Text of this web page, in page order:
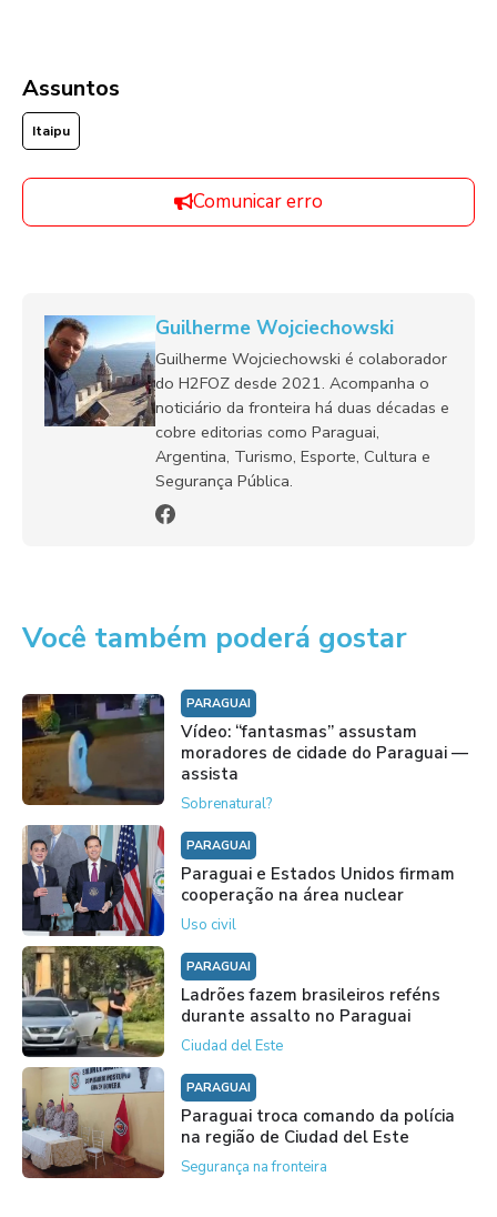
Assuntos
Itaipu
Comunicar erro
Guilherme Wojciechowski
Guilherme Wojciechowski é colaborador
do H2FOZ desde 2021. Acompanha o
noticiário da fronteira há duas décadas e
cobre editorias como Paraguai,
Argentina, Turismo, Esporte, Cultura e
Segurança Pública.
Você também poderá gostar
PARAGUAI
Vídeo: “fantasmas” assustam
moradores de cidade do Paraguai —
assista
Sobrenatural?
PARAGUAI
Paraguai e Estados Unidos firmam
cooperação na área nuclear
Uso civil
PARAGUAI
Ladrões fazem brasileiros reféns
durante assalto no Paraguai
Ciudad del Este
PARAGUAI
Paraguai troca comando da polícia
na região de Ciudad del Este
Segurança na fronteira